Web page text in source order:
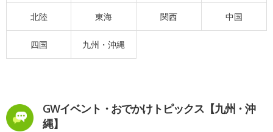
北陸 東海 関西 中国
四国 九州・沖縄
GWイベント・おでかけトピックス【九州・沖
縄】